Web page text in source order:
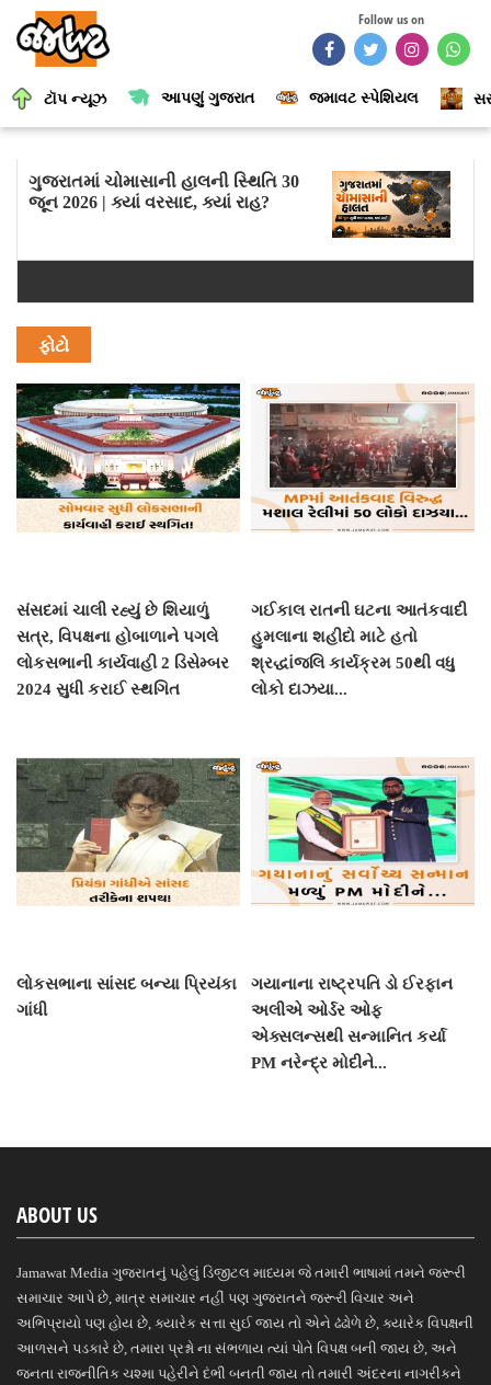
Follow us on
ટૉપ ન્યૂઝ આપણું ગુજરાત જમાવટ સ્પેશિયલ
ગુજરાતમાં ચોમાસાની હાલની સ્થિતિ 30
જૂન 2026 | ક્યાં વરસાદ, ક્યાં રાહ?
ફોટો
સંસદમાં ચાલી રહ્યું છે શિયાળું
સત્ર, વિપક્ષના હોબાળાને પગલે
લોકસભાની કાર્યવાહી 2 ડિસેમ્બર
2024 સુધી કરાઈ સ્થગિત
ગઈકાલ રાતની ઘટના આતંકવાદી
હુમલાના શહીદો માટે હતો
શ્રદ્ધાંજલિ કાર્યક્રમ 50થી વધુ
લોકો દાઝયા...
લોકસભાના સાંસદ બન્યા પ્રિયંકા
ગાંધી
ગયાનાના રાષ્ટ્રપતિ ડો ઈરફાન
અલીએ ઓર્ડર ઓફ
એક્સલન્સથી સન્માનિત કર્યા
PM નરેન્દ્ર મોદીને...
ABOUT US
Jamawat Media ગુજરાતનું પહેલું ડિજીટલ માધ્યમ જે તમારી ભાષામાં તમને જરૂરી
સમાચાર આપે છે, માત્ર સમાચાર નહીં પણ ગુજરાતને જરૂરી વિચાર અને
અભિપ્રાયો પણ હોય છે, ક્યારેક સત્તા સુઈ જાય તો એને ઢંઢોળે છે, ક્યારેક વિપક્ષની
આળસને પડકારે છે, તમારા પ્રશ્નો ના સંભળાય ત્યાં પોતે વિપક્ષ બની જાય છે, અને
જનતા રાજનીતિક ચશ્મા પહેરીને દંભી બનતી જાય તો તમારી અંદરના નાગરીકને